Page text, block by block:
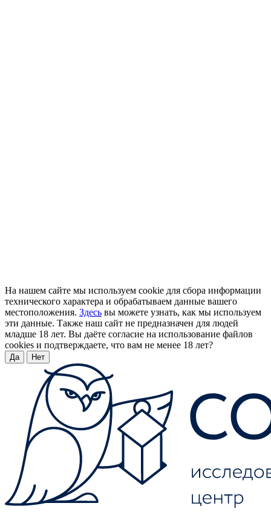
На нашем сайте мы используем cookie для сбора информации
технического характера и обрабатываем данные вашего
местоположения. Здесь вы можете узнать, как мы используем
эти данные. Также наш сайт не предназначен для людей
младше 18 лет. Вы даёте согласие на использование файлов
cookies и подтверждаете, что вам не менее 18 лет?
Да Нет